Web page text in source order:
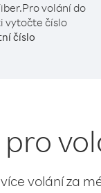
Pro volání do
vytočte číslo
číslo
volání za